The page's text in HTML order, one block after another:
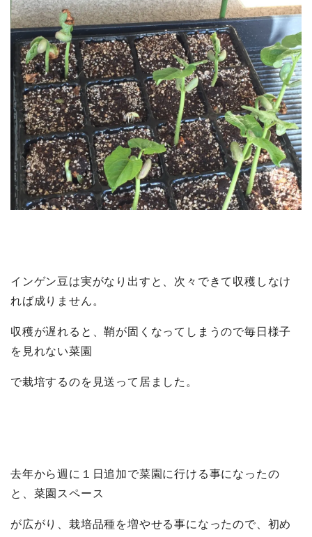
インゲン豆は実がなり出すと、次々できて収穫しなけ
れば成りません。
収穫が遅れると、鞘が固くなってしまうので毎日様子
を見れない菜園
で栽培するのを見送って居ました。
去年から週に１日追加で菜園に行ける事になったの
と、菜園スペース
が広がり、栽培品種を増やせる事になったので、初め